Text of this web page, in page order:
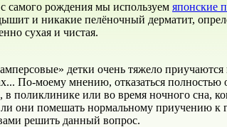
самого рождения мы используем японские
и никакие пелёночный дерматит,
сухая и чистая.
детки очень тяжело
По-моему мнению, отказаться
в поликлинике или во время ночного сна,
они помешать нормальному приучению к
решить данный вопрос.